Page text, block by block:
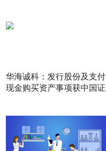
华海诚科：发行股份及支付
现金购买资产事项获中国证